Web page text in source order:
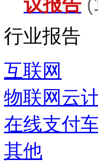
行业报告
互联网
物联网 云
在线支付
其他